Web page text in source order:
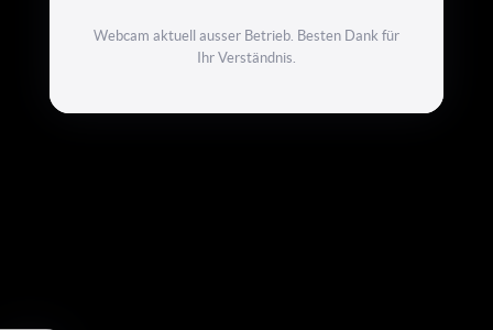
Webcam aktuell ausser Betrieb. Besten Dank für
Ihr Verständnis.